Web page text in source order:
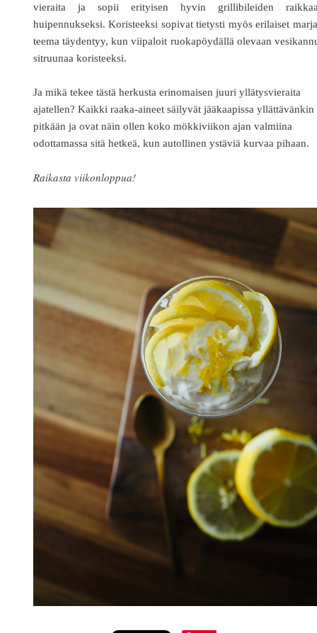
vieraita ja sopii erityisen hyvin grillibileiden
huipennukseksi. Koristeeksi sopivat tietysti myös erilaiset
teema täydentyy, kun viipaloit ruokapöydällä olevaan
sitruunaa koristeeksi.
Ja mikä tekee tästä herkusta erinomaisen juuri yllätysvieraita
ajatellen? Kaikki raaka-aineet säilyvät jääkaapissa yllättävänkin
pitkään ja ovat näin ollen koko mökkiviikon ajan valmiina
odottamassa sitä hetkeä, kun autollinen ystäviä kurvaa pihaan.
Raikasta viikonloppua!